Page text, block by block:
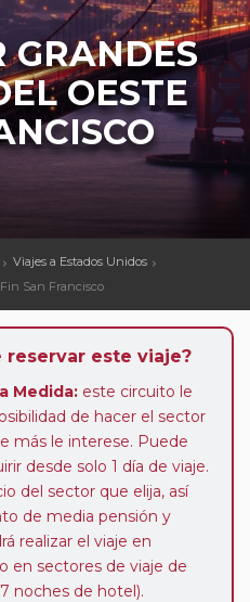
GRANDES
OESTE
Viajes a Estados Unidos
San Francisco
reservar este viaje?
Medida: este circuito le
de hacer el sector
más le interese. Puede
desde solo 1 día de viaje.
del sector que elija, así
de media pensión y
realizar el viaje en
en sectores de viaje de
noches de hotel).